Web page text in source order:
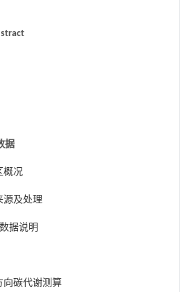
据
概况
源及处理
据说明
向碳代谢测算